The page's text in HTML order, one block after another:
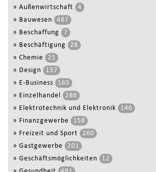
» Außenwirtschaft
4
» Bauwesen
487
» Beschaffung
7
» Beschäftigung
28
» Chemie
21
» Design
157
» E-Business
165
» Einzelhandel
286
» Elektrotechnik und Elektronik
146
» Finanzgewerbe
158
» Freizeit und Sport
260
» Gastgewerbe
201
» Geschäftsmöglichkeiten
12